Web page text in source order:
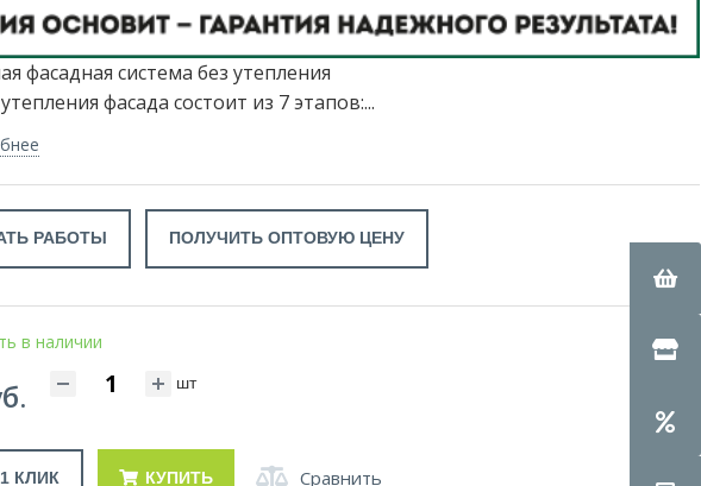
фасадная система без утепления
фасада состоит из 7 этапов:...
РАБОТЫ ПОЛУЧИТЬ ОПТОВУЮ ЦЕНУ
в наличии
шт
КЛИК КУПИТЬ Сравнить